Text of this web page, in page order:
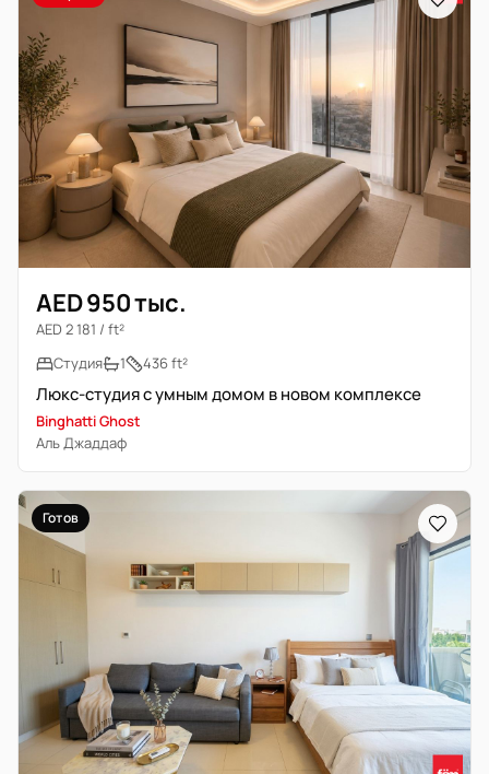
AED 950 тыс.
AED 2 181 / ft²
Студия
1 436 ft²
Люкс-студия с умным домом в новом комплексе
Binghatti Ghost
Аль Джаддаф
Готов